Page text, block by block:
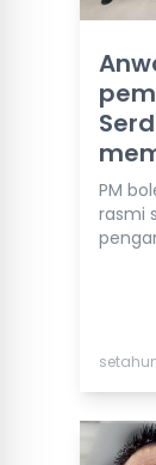
PM
rasmi